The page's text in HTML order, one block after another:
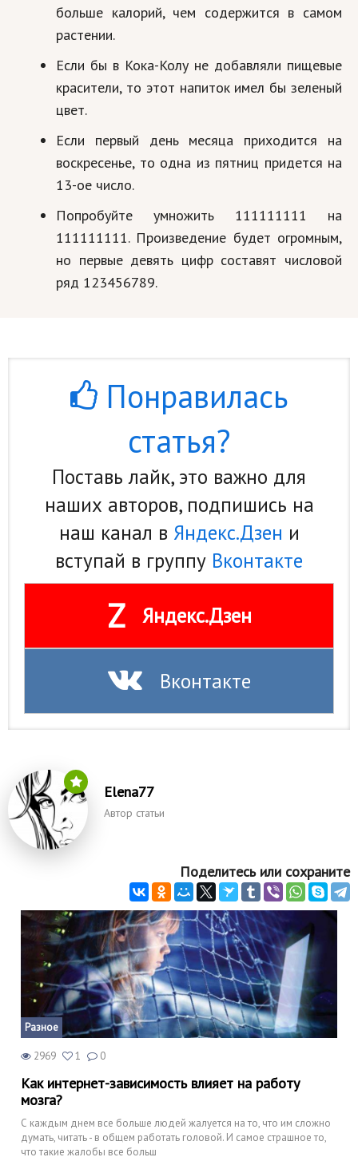
больше калорий, чем содержится в самом
растении.
Если бы в Кока-Колу не добавляли пищевые
красители, то этот напиток имел бы зеленый
цвет.
Если первый день месяца приходится на
воскресенье, то одна из пятниц придется на
13-ое число.
Попробуйте умножить 111111111 на
111111111. Произведение будет огромным,
но первые девять цифр составят числовой
ряд 123456789.
Понравилась
статья?
Поставь лайк, это важно для
наших авторов, подпишись на
наш канал в Яндекс.Дзен и
вступай в группу Вконтакте
Z Яндекс.Дзен
Вконтакте
Elena77
Автор статьи
Поделитесь или сохраните
Разное
2969 1 0
Как интернет-зависимость влияет на работу
мозга?
С каждым днем все больше людей жалуется на то, что им сложно
думать, читать - в общем работать головой. И самое страшное то,
что такие жалобы все больш